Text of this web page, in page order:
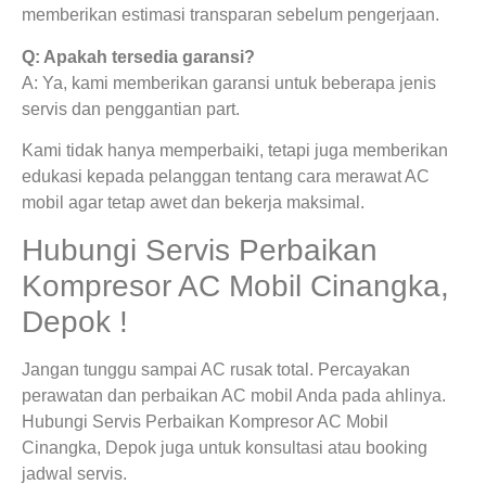
memberikan estimasi transparan sebelum pengerjaan.
Q: Apakah tersedia garansi?
A: Ya, kami memberikan garansi untuk beberapa jenis
servis dan penggantian part.
Kami tidak hanya memperbaiki, tetapi juga memberikan
edukasi kepada pelanggan tentang cara merawat AC
mobil agar tetap awet dan bekerja maksimal.
Hubungi Servis Perbaikan
Kompresor AC Mobil Cinangka,
Depok !
Jangan tunggu sampai AC rusak total. Percayakan
perawatan dan perbaikan AC mobil Anda pada ahlinya.
Hubungi Servis Perbaikan Kompresor AC Mobil
Cinangka, Depok juga untuk konsultasi atau booking
jadwal servis.